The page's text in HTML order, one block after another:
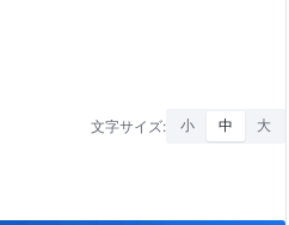
文字サイズ: 小 中 大